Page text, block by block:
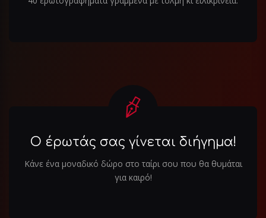
Ο έρωτάς σας γίνεται διήγημα!
Κάνε ένα μοναδικό δώρο στο ταίρι σου που θα θυμάται
για καιρό!